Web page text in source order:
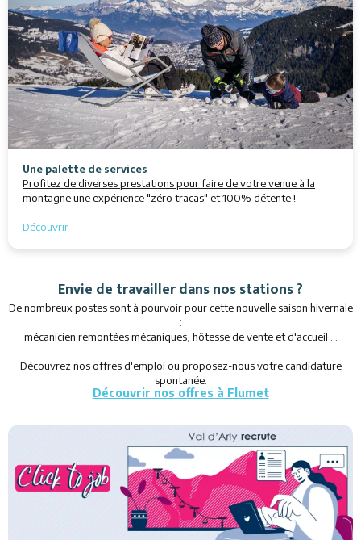
Une palette de services
Profitez de diverses prestations pour faire de votre venue à la
montagne une expérience "zéro tracas" et 100% détente !
Découvrir
Envie de travailler dans nos stations ?
De nombreux postes sont à pourvoir pour cette nouvelle saison hivernale
:
mécanicien remontées mécaniques, hôtesse de vente et d'accueil ...
Découvrez nos offres d'emploi ou proposez-nous votre candidature
spontanée.
Découvrir nos offres à Flumet